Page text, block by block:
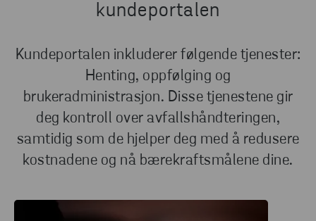
kundeportalen
Kundeportalen inkluderer følgende tjenester:
Henting, oppfølging og
brukeradministrasjon. Disse tjenestene gir
deg kontroll over avfallshåndteringen,
samtidig som de hjelper deg med å redusere
kostnadene og nå bærekraftsmålene dine.